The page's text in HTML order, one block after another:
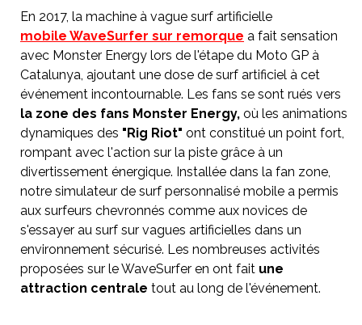
En 2017, la machine à vague surf artificielle
mobile WaveSurfer sur remorque a fait sensation
avec Monster Energy lors de l'étape du Moto GP à
Catalunya, ajoutant une dose de surf artificiel à cet
événement incontournable. Les fans se sont rués vers
la zone des fans Monster Energy, où les animations
dynamiques des "Rig Riot" ont constitué un point fort,
rompant avec l'action sur la piste grâce à un
divertissement énergique. Installée dans la fan zone,
notre simulateur de surf personnalisé mobile a permis
aux surfeurs chevronnés comme aux novices de
s'essayer au surf sur vagues artificielles dans un
environnement sécurisé. Les nombreuses activités
proposées sur le WaveSurfer en ont fait une
attraction centrale tout au long de l'événement.